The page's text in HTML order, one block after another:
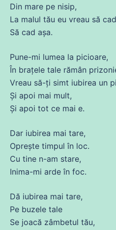
Din mare pe nisip,
La malul tău eu vreau să
Să cad așa.
Pune-mi lumea la picioare,
În brațele tale rămân
Vreau să-ți simt iubirea un
Și apoi mai mult,
Și apoi tot ce mai e.
Dar iubirea mai tare,
Oprește timpul în loc.
Cu tine n-am stare,
Inima-mi arde în foc.
Dă iubirea mai tare,
Pe buzele tale
Se joacă zâmbetul tău,